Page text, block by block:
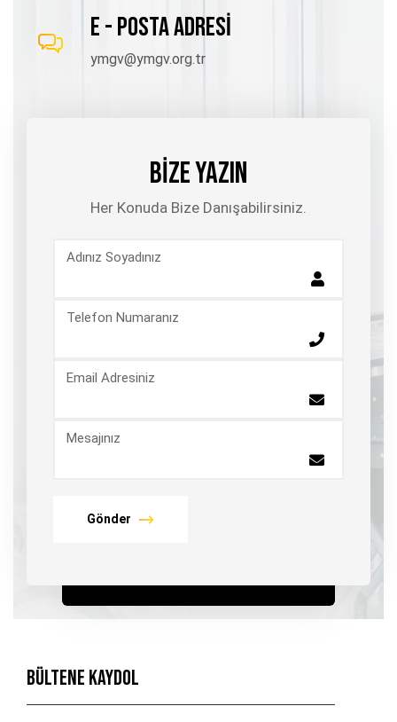
E - POSTA ADRESİ
ymgv@ymgv.org.tr
BİZE YAZIN
Her Konuda Bize Danışabilirsiniz.
Adınız Soyadınız
Telefon Numaranız
Email Adresiniz
Mesajınız
Gönder
Bültene Kaydol